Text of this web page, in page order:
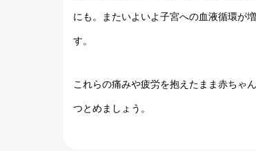
にも。またいよいよ子宮への血液循環が
す。
これらの痛みや疲労を抱えたまま赤ちゃ
つとめましょう。